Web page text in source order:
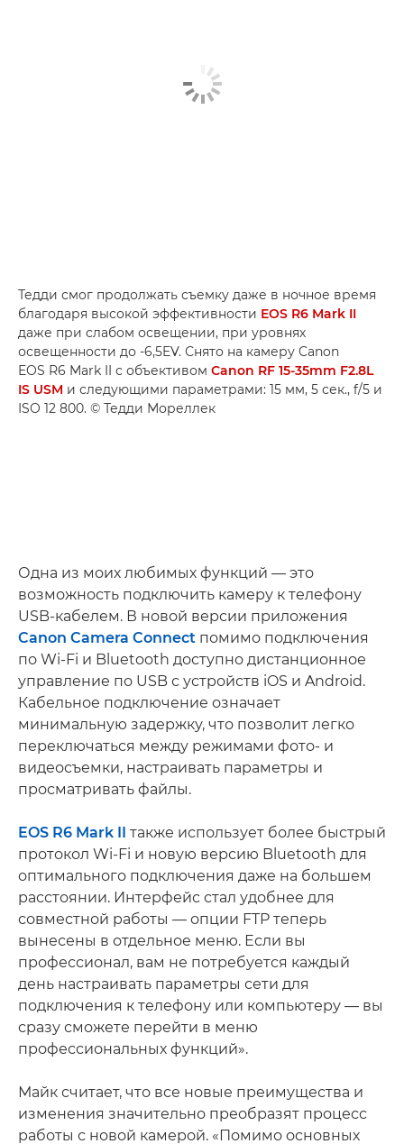
Тедди смог продолжать съемку даже в ночное время
благодаря высокой эффективности EOS R6 Mark II
даже при слабом освещении, при уровнях
освещенности до -6,5EV. Снято на камеру Canon
EOS R6 Mark II с объективом Canon RF 15-35mm F2.8L
IS USM и следующими параметрами: 15 мм, 5 сек., f/5 и
ISO 12 800. © Тедди Мореллек
Одна из моих любимых функций — это
возможность подключить камеру к телефону
USB-кабелем. В новой версии приложения
Canon Camera Connect помимо подключения
по Wi-Fi и Bluetooth доступно дистанционное
управление по USB с устройств iOS и Android.
Кабельное подключение означает
минимальную задержку, что позволит легко
переключаться между режимами фото- и
видеосъемки, настраивать параметры и
просматривать файлы.
EOS R6 Mark II также использует более быстрый
протокол Wi-Fi и новую версию Bluetooth для
оптимального подключения даже на большем
расстоянии. Интерфейс стал удобнее для
совместной работы — опции FTP теперь
вынесены в отдельное меню. Если вы
профессионал, вам не потребуется каждый
день настраивать параметры сети для
подключения к телефону или компьютеру — вы
сразу сможете перейти в меню
профессиональных функций».
Майк считает, что все новые преимущества и
изменения значительно преобразят процесс
работы с новой камерой. «Помимо основных